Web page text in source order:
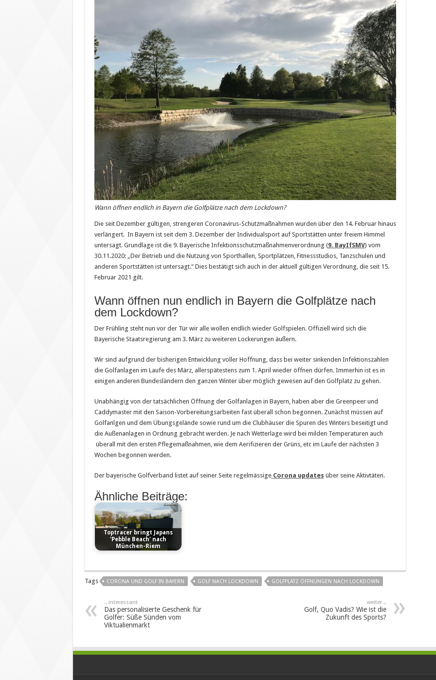
Wann öffnen endlich in Bayern die Golfplätze nach dem Lockdown?
Die seit Dezember gültigen, strengeren Coronavirus-Schutzmaßnahmen wurden über den 14. Februar hinaus
verlängert. In Bayern ist seit dem 3. Dezember der Individualsport auf Sportstätten unter freiem Himmel
untersagt. Grundlage ist die 9. Bayerische Infektionsschutzmaßnahmenverordnung (9. BayIfSMV) vom
30.11.2020: „Der Betrieb und die Nutzung von Sporthallen, Sportplätzen, Fitnessstudios, Tanzschulen und
anderen Sportstätten ist untersagt.“ Dies bestätigt sich auch in der aktuell gültigen Verordnung, die seit 15.
Februar 2021 gilt.
Wann öffnen nun endlich in Bayern die Golfplätze nach
dem Lockdown?
Der Frühling steht nun vor der Tür wir alle wollen endlich wieder Golfspielen. Offiziell wird sich die
Bayerische Staatsregierung am 3. März zu weiteren Lockerungen äußern.
Wir sind aufgrund der bisherigen Entwicklung voller Hoffnung, dass bei weiter sinkenden Infektionszahlen
die Golfanlagen im Laufe des März, allerspätestens zum 1. April wieder öffnen dürfen. Immerhin ist es in
einigen anderen Bundesländern den ganzen Winter über möglich gewesen auf den Golfplatz zu gehen.
Unabhängig von der tatsächlichen Öffnung der Golfanlagen in Bayern, haben aber die Greenpeer und
Caddymaster mit den Saison-Vorbereitungsarbeiten fast überall schon begonnen. Zunächst müssen auf
Golfanlgen und dem Übungsgelände sowie rund um die Clubhäuser die Spuren des Winters beseitigt und
die Außenanlagen in Ordnung gebracht werden. Je nach Wetterlage wird bei milden Temperaturen auch
überall mit den ersten Pflegemaßnahmen, wie dem Aerifizieren der Grüns, etc im Laufe der nächsten 3
Wochen begonnen werden.
Der bayerische Golfverband listet auf seiner Seite regelmässige Corona updates über seine Aktivtäten.
Ähnliche Beiträge:
Toptracer bringt Japans
'Pebble Beach' nach
München-Riem
Tags CORONA UND GOLF IN BAYERN GOLF NACH LOCKDOWN GOLFPLATZ ÖFFNUNGEN NACH LOCKDOWN
.. interessant
Das personalisierte Geschenk für
Golfer: Süße Sünden vom
Viktualienmarkt
weiter ..
Golf, Quo Vadis? Wie ist die
Zukunft des Sports?